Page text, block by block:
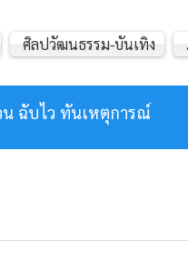
น ฉับไว ทันเหตุการณ์
ศิลปวัฒนธรรม-บันเทิง